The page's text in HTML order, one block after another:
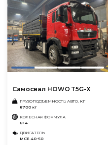
Самосвал HOWO T5G-X
ГРУЗОПОДЪЕМНОСТЬ АВТО, КГ
8700 кг
КОЛЕСНАЯ ФОРМУЛА
6×4
ДВИГАТЕЛЬ
MC11.40 -50